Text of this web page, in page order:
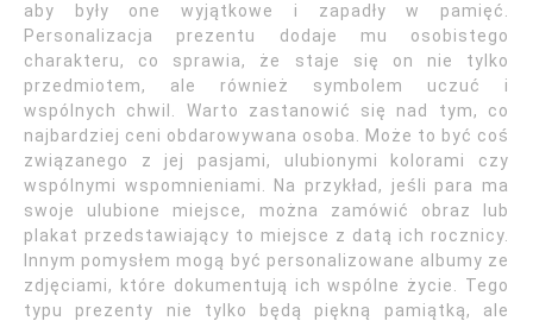
aby były one wyjątkowe i zapadły w pamięć.
Personalizacja prezentu dodaje mu osobistego
charakteru, co sprawia, że staje się on nie tylko
przedmiotem, ale również symbolem uczuć i
wspólnych chwil. Warto zastanowić się nad tym, co
najbardziej ceni obdarowywana osoba. Może to być coś
związanego z jej pasjami, ulubionymi kolorami czy
wspólnymi wspomnieniami. Na przykład, jeśli para ma
swoje ulubione miejsce, można zamówić obraz lub
plakat przedstawiający to miejsce z datą ich rocznicy.
Innym pomysłem mogą być personalizowane albumy ze
zdjęciami, które dokumentują ich wspólne życie. Tego
typu prezenty nie tylko będą piękną pamiątką, ale